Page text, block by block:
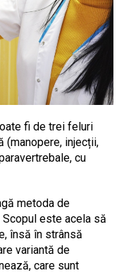
fi de trei feluri
(manopere, injecții,
cu
metoda de
este acela să
însă în strânsă
variantă de
care sunt